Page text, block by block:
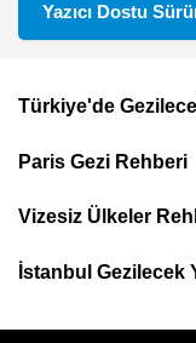
Yazıcı Dostu
Footer
Top
Menu
Türkiye'de
Paris Gezi Rehberi
Vizesiz Ülkeler
İstanbul Gezilecek